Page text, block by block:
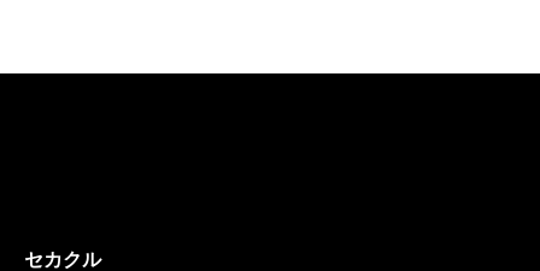
セカクル